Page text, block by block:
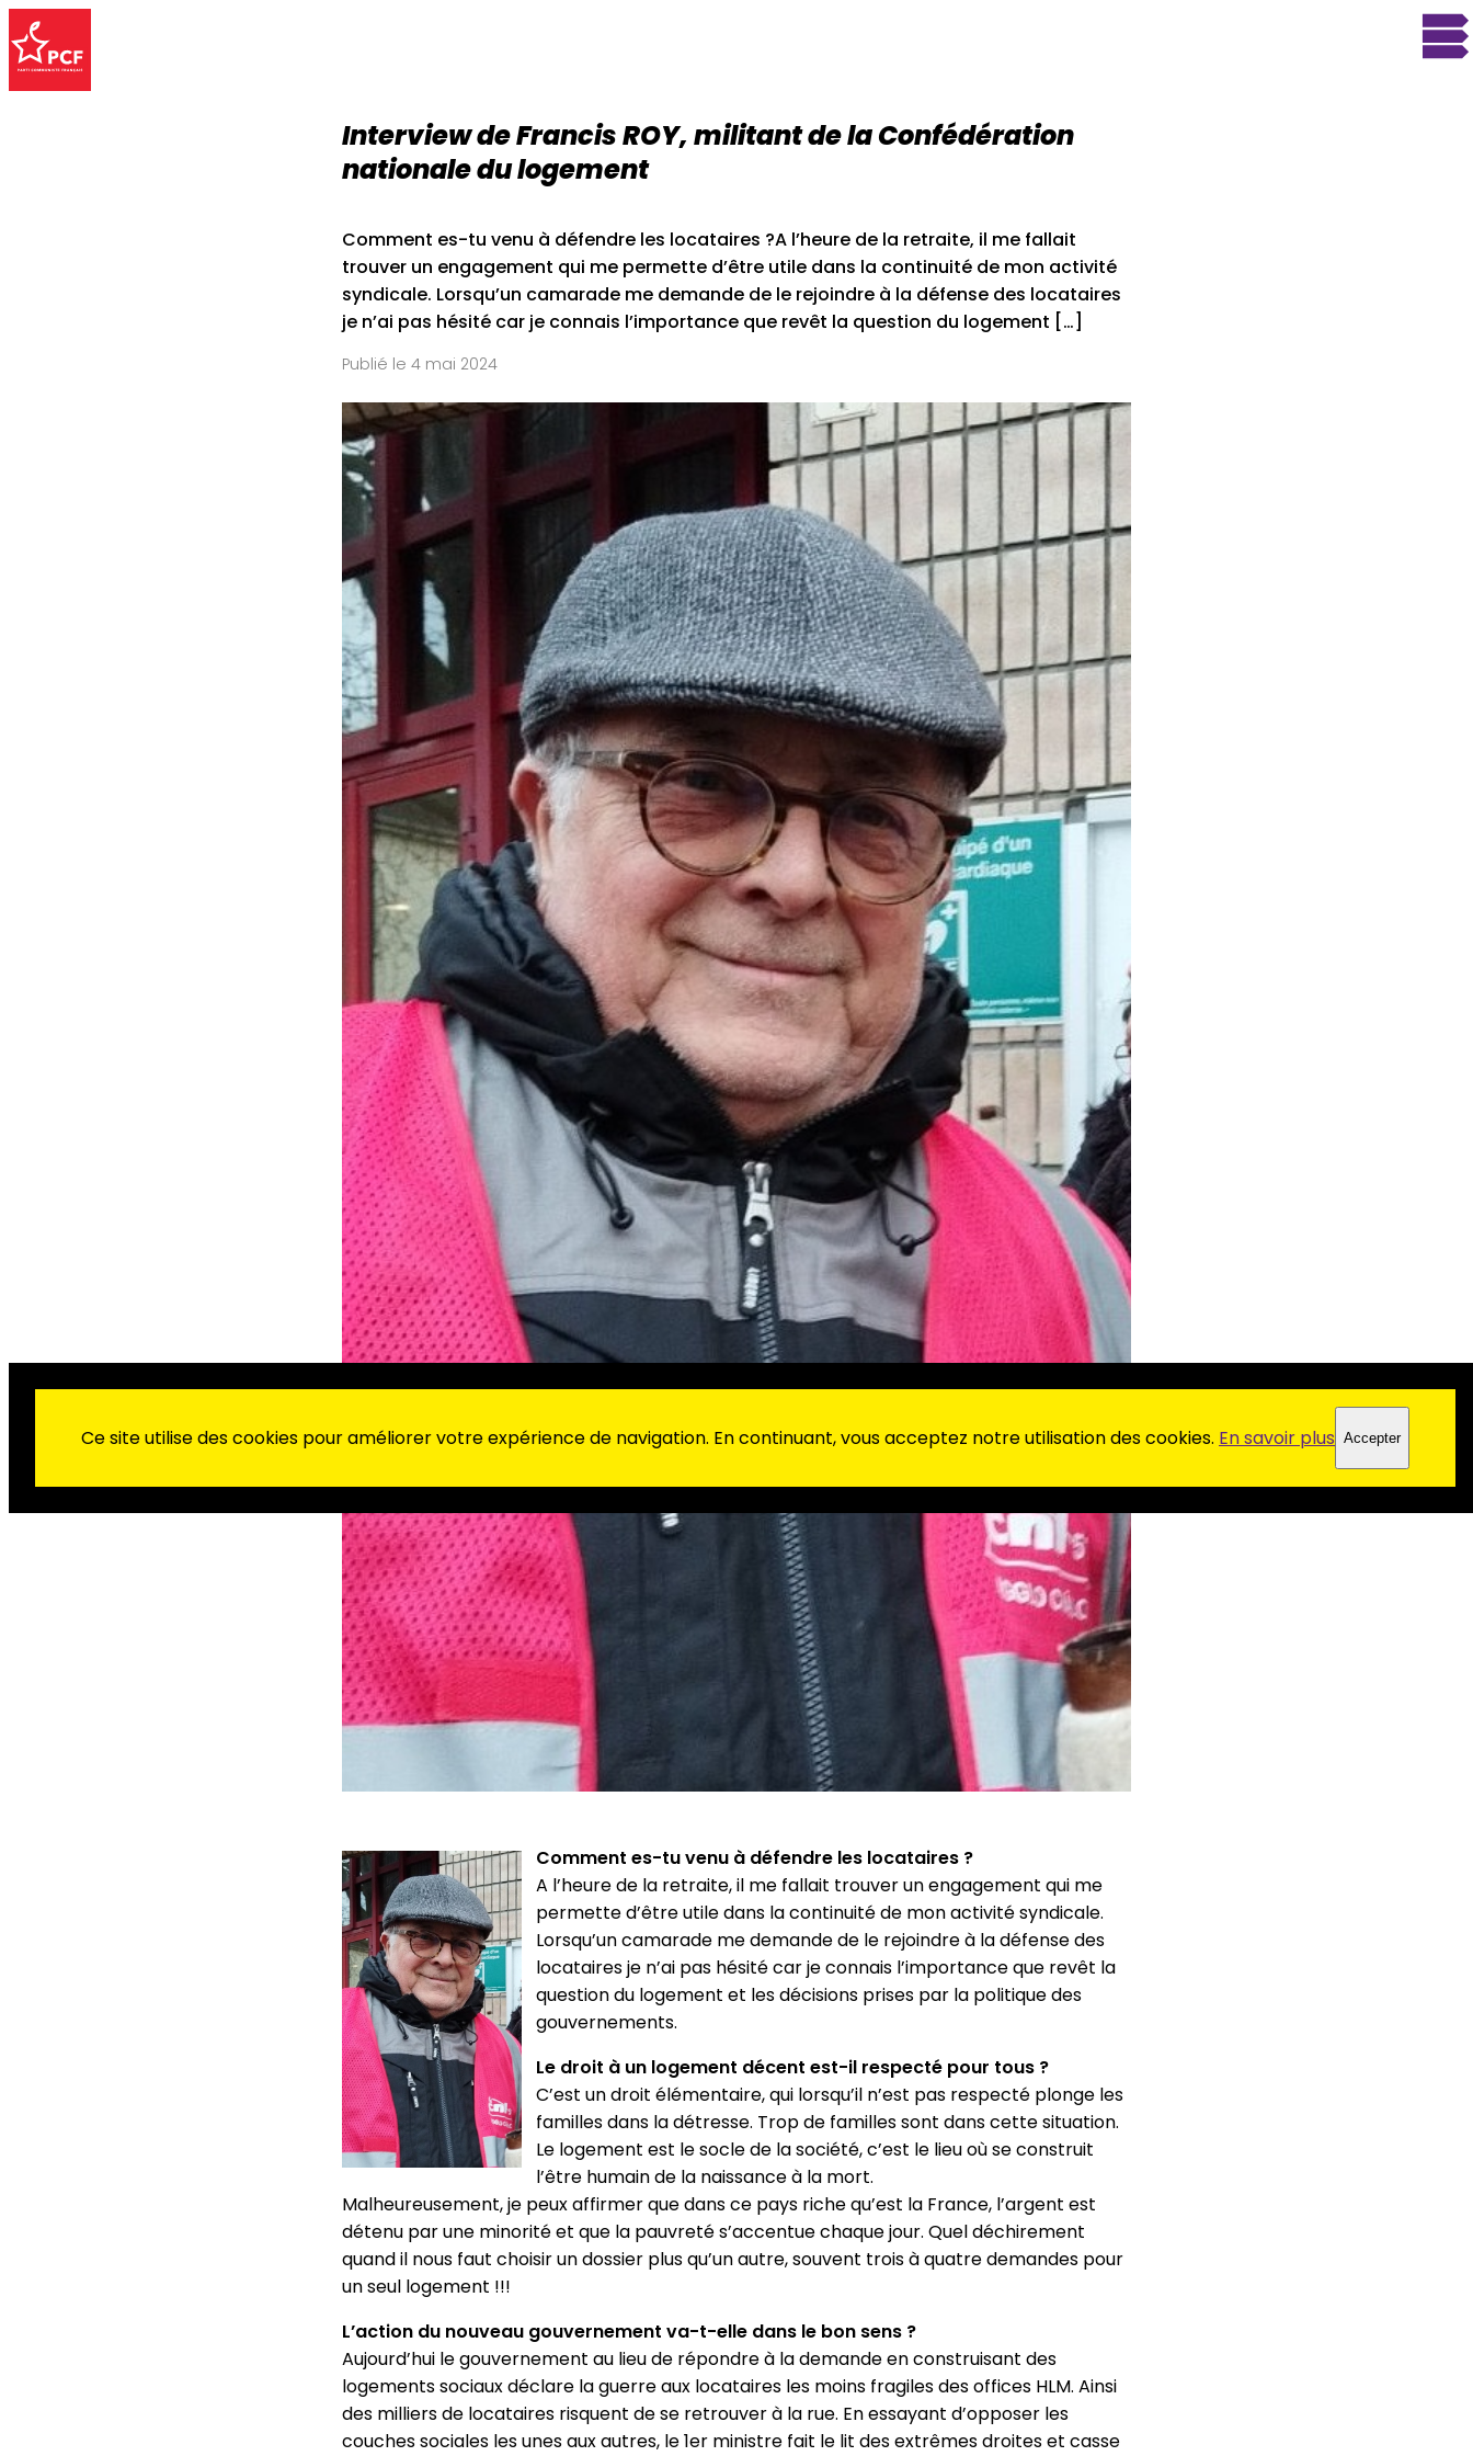
Interview de Francis ROY, militant de la Confédération
nationale du logement
Comment es-tu venu à défendre les locataires ?A l’heure de la retraite, il me fallait
trouver un engagement qui me permette d’être utile dans la continuité de mon activité
syndicale. Lorsqu’un camarade me demande de le rejoindre à la défense des locataires
je n’ai pas hésité car je connais l’importance que revêt la question du logement […]
Publié le 4 mai 2024
Comment es-tu venu à défendre les locataires ?
A l’heure de la retraite, il me fallait trouver un engagement qui me
permette d’être utile dans la continuité de mon activité syndicale.
Lorsqu’un camarade me demande de le rejoindre à la défense des
locataires je n’ai pas hésité car je connais l’importance que revêt la
question du logement et les décisions prises par la politique des
gouvernements.
Le droit à un logement décent est-il respecté pour tous ?
C’est un droit élémentaire, qui lorsqu’il n’est pas respecté plonge les
familles dans la détresse. Trop de familles sont dans cette situation.
Le logement est le socle de la société, c’est le lieu où se construit
l’être humain de la naissance à la mort.
Malheureusement, je peux affirmer que dans ce pays riche qu’est la France, l’argent est
détenu par une minorité et que la pauvreté s’accentue chaque jour. Quel déchirement
quand il nous faut choisir un dossier plus qu’un autre, souvent trois à quatre demandes pour
un seul logement !!!
L’action du nouveau gouvernement va-t-elle dans le bon sens ?
Aujourd’hui le gouvernement au lieu de répondre à la demande en construisant des
logements sociaux déclare la guerre aux locataires les moins fragiles des offices HLM. Ainsi
des milliers de locataires risquent de se retrouver à la rue. En essayant d’opposer les
couches sociales les unes aux autres, le 1er ministre fait le lit des extrêmes droites et casse
Ce site utilise des cookies pour améliorer votre expérience de navigation. En continuant, vous acceptez notre utilisation des cookies. En savoir plus Accepter